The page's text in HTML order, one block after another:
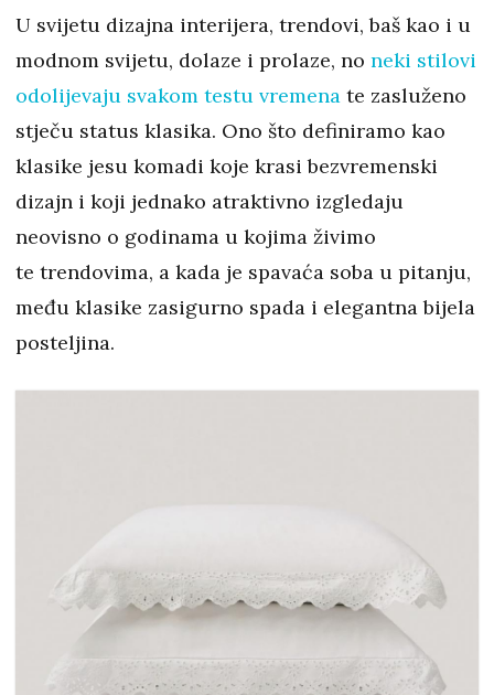
U svijetu dizajna interijera, trendovi, baš kao i u
modnom svijetu, dolaze i prolaze, no neki stilovi
odolijevaju svakom testu vremena te zasluženo
stječu status klasika. Ono što definiramo kao
klasike jesu komadi koje krasi bezvremenski
dizajn i koji jednako atraktivno izgledaju
neovisno o godinama u kojima živimo
te trendovima, a kada je spavaća soba u pitanju,
među klasike zasigurno spada i elegantna bijela
posteljina.